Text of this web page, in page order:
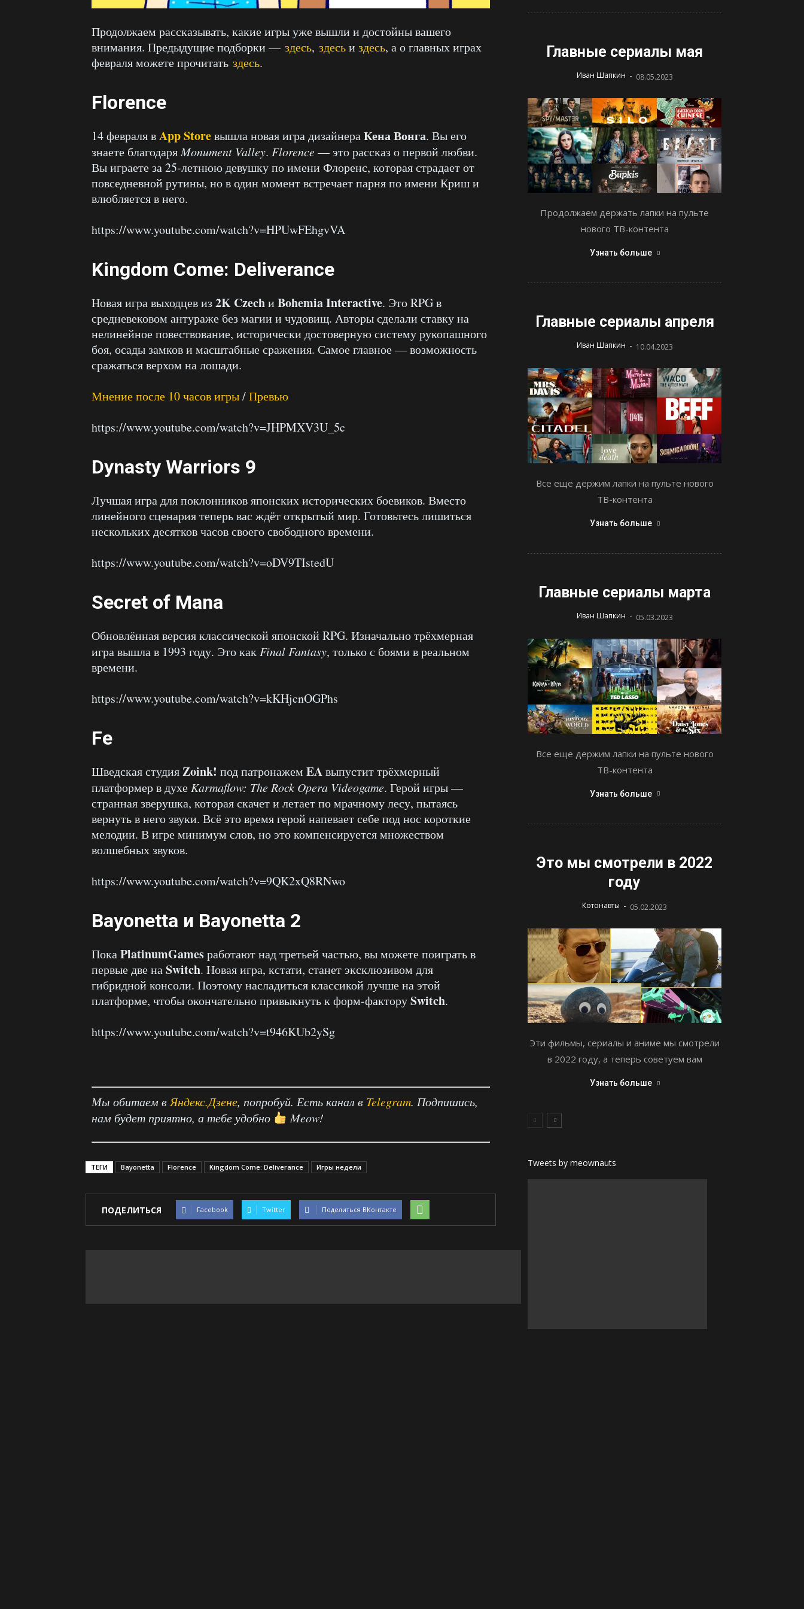
Продолжаем рассказывать, какие игры уже вышли и достойны вашего
внимания. Предыдущие подборки — здесь, здесьи здесь, а о главных играх
февраля можете прочитать здесь.
Florence
14 февраля вApp Storeвышла новая игра дизайнераКена Вонга. Вы его
знаете благодаряMonument Valley. Florence— это рассказ о первой любви.
Вы играете за 25-летнюю девушку по имени Флоренс, которая страдает от
повседневной рутины, но в один момент встречает парня по имени Криш и
влюбляется в него.
https://www.youtube.com/watch?v=HPUwFEhgvVA
Kingdom Come: Deliverance
Новая игра выходцев из2K Czechи Bohemia Interactive. Это RPG в
средневековом антураже без магии и чудовищ. Авторы сделали ставку на
нелинейное повествование, исторически достоверную систему рукопашного
боя, осады замков и масштабные сражения. Самое главное — возможность
сражаться верхом на лошади.
Мнение после 10 часов игры/Превью
https://www.youtube.com/watch?v=JHPMXV3U_5c
Dynasty Warriors 9
Лучшая игра для поклонников японских исторических боевиков. Вместо
линейного сценария теперь вас ждёт открытый мир. Готовьтесь лишиться
нескольких десятков часов своего свободного времени.
https://www.youtube.com/watch?v=oDV9TIstedU
Secret of Mana
Обновлённая версия классической японской RPG. Изначально трёхмерная
игра вышла в 1993 году. Это как Final Fantasy, только с боями в реальном
времени.
https://www.youtube.com/watch?v=kKHjcnOGPhs
Fe
Шведская студияZoink! под патронажем EAвыпустит трёхмерный
платформер в духе Karmaflow: The Rock Opera Videogame. Герой игры —
странная зверушка, которая скачет и летает по мрачному лесу, пытаясь
вернуть в него звуки. Всё это время герой напевает себе под нос короткие
мелодии. В игре минимум слов, но это компенсируется множеством
волшебных звуков.
https://www.youtube.com/watch?v=9QK2xQ8RNwo
Bayonetta и Bayonetta 2
ПокаPlatinumGamesработают над третьей частью, вы можете поиграть в
первые две наSwitch. Новая игра, кстати, станет эксклюзивом для
гибридной консоли. Поэтому насладиться классикой лучше на этой
платформе, чтобы окончательно привыкнуть к форм-факторуSwitch.
https://www.youtube.com/watch?v=t946KUb2ySg
Мы обитаем в Яндекс.Дзене, попробуй. Есть канал в Telegram. Подпишись,
нам будет приятно, а тебе удобно
Meow!
ТЕГИ Bayonetta Florence Kingdom Come: Deliverance Игры недели
ПОДЕЛИТЬСЯ Facebook Twitter Поделиться ВКонтакте
Главные сериалы мая
Иван Шапкин - 08.05.2023
Продолжаем держать лапки на пульте
нового ТВ-контента
Узнать больше
Главные сериалы апреля
Иван Шапкин - 10.04.2023
Все еще держим лапки на пульте нового
ТВ-контента
Узнать больше
Главные сериалы марта
Иван Шапкин - 05.03.2023
Все еще держим лапки на пульте нового
ТВ-контента
Узнать больше
Это мы смотрели в 2022
году
Котонавты - 05.02.2023
Эти фильмы, сериалы и аниме мы смотрели
в 2022 году, а теперь советуем вам
Узнать больше
Tweets by meownauts